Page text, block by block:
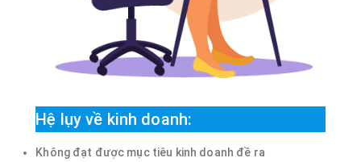
Hệ lụy về kinh doanh:
Không đạt được mục tiêu kinh doanh đề ra